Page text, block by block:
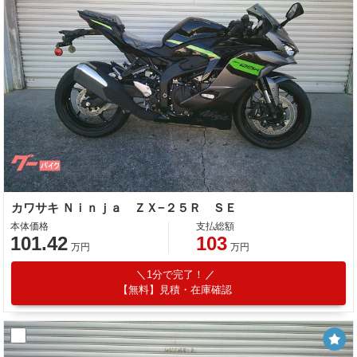
カワサキ Ｎｉｎｊａ ＺＸ−２５Ｒ ＳＥ
本体価格
101.42 万円
支払総額
103 万円
1分で完了！
【無料】見積・在庫確認